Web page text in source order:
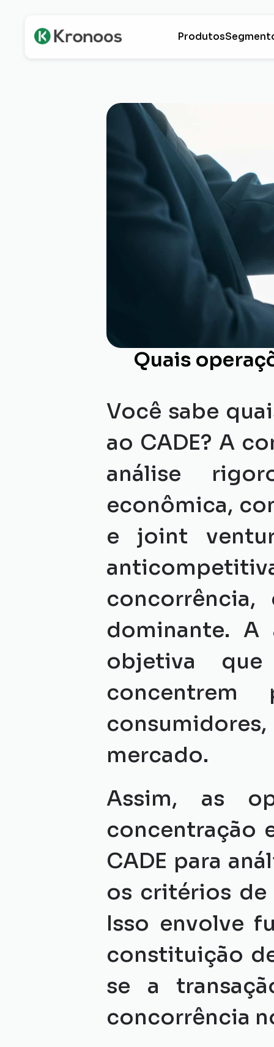
Produtos
Quais
Você sabe
ao CADE? A
análise
econômica,
e joint
dominante. A
objetiva
mercado.
Assim, as
concentração
CADE para
os critérios de
Isso envolve
constituição
se a
concorrência